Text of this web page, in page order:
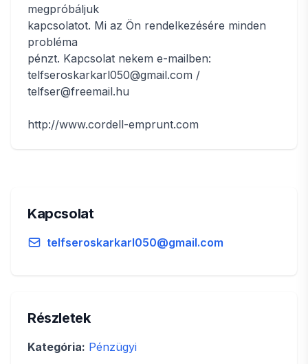
megpróbáljuk
kapcsolatot. Mi az Ön rendelkezésére minden
probléma
pénzt. Kapcsolat nekem e-mailben:
telfseroskarkarl050@gmail.com /
telfser@freemail.hu
http://www.cordell-emprunt.com
Kapcsolat
telfseroskarkarl050@gmail.com
Részletek
Kategória: Pénzügyi